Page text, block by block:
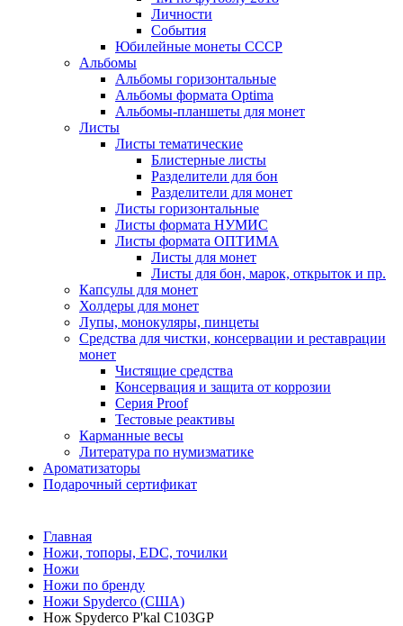
Личности
События
Юбилейные монеты СССР
Альбомы
Альбомы горизонтальные
Альбомы формата Optima
Альбомы-планшеты для монет
Листы
Листы тематические
Блистерные листы
Разделители для бон
Разделители для монет
Листы горизонтальные
Листы формата НУМИС
Листы формата ОПТИМА
Листы для монет
Листы для бон, марок, открыток и пр.
Капсулы для монет
Холдеры для монет
Лупы, монокуляры, пинцеты
Средства для чистки, консервации и реставрации
монет
Чистящие средства
Консервация и защита от коррозии
Серия Proof
Тестовые реактивы
Карманные весы
Литература по нумизматике
Ароматизаторы
Подарочный сертификат
Главная
Ножи, топоры, EDC, точилки
Ножи
Ножи по бренду
Ножи Spyderco (США)
Нож Spyderco P'kal C103GP